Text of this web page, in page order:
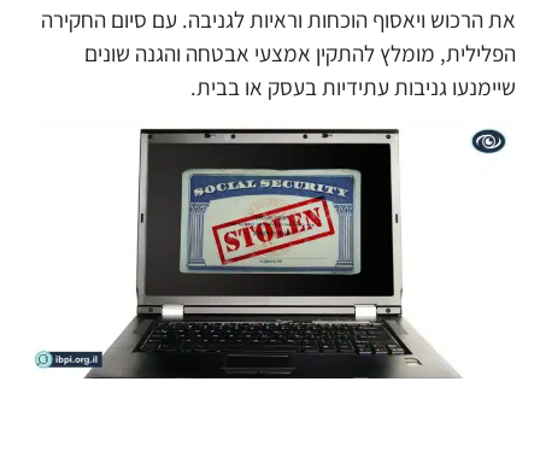
את הרכוש ויאסוף הוכחות וראיות לגניבה. עם סיום החקירה
הפלילית, מומלץ להתקין אמצעי אבטחה והגנה שונים
שיימנעו גניבות עתידיות בעסק או בבית.